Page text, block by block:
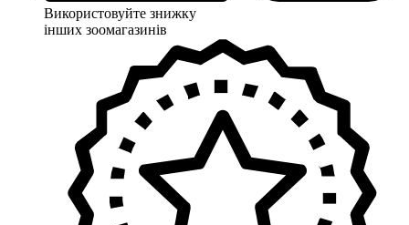
Використовуйте знижку
інших зоомагазинів